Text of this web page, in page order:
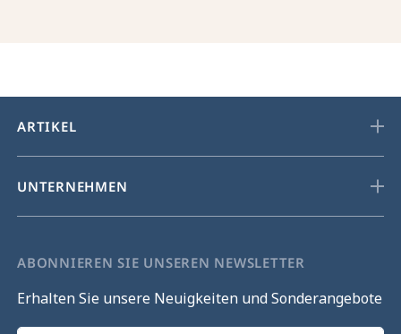
ARTIKEL
UNTERNEHMEN
ABONNIEREN SIE UNSEREN NEWSLETTER
Erhalten Sie unsere Neuigkeiten und Sonderangebote